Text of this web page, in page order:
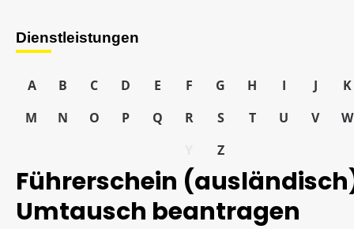
Dienstleistungen
A B C D E F G H I J
K
M
N O P Q R S T U V
W
Z
Führerschein
Umtausch beantragen